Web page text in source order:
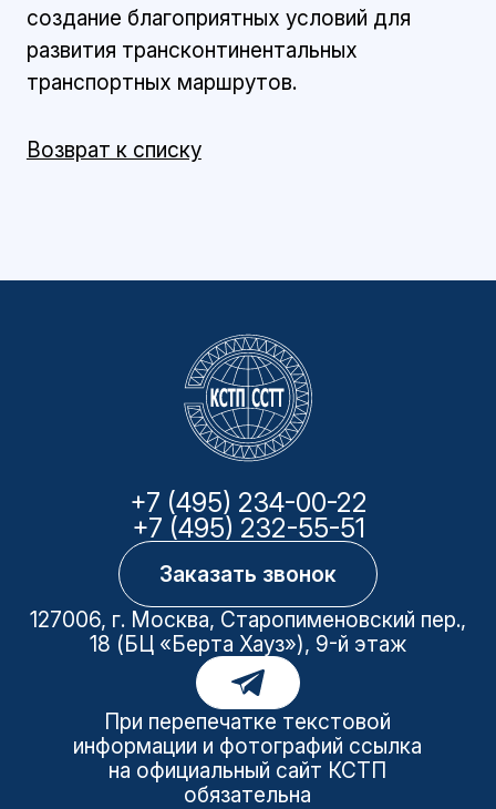
создание благоприятных условий для
развития трансконтинентальных
транспортных маршрутов.
Возврат к списку
+7 (495) 234-00-22
+7 (495) 232-55-51
Заказать звонок
127006, г. Москва, Старопименовский пер.,
18 (БЦ «Берта Хауз»), 9-й этаж
При перепечатке текстовой
информации и фотографий ссылка
на официальный сайт КСТП
обязательна